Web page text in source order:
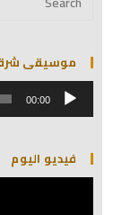
موسيقى
مشغل
الصوت 00:00
فيديو اليوم
مشغل